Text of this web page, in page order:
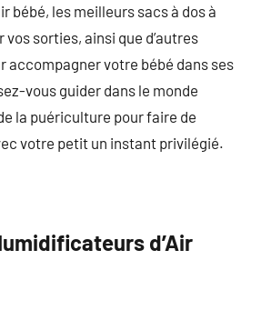
bébé, les meilleurs sacs à dos à
sorties, ainsi que d’autres
accompagner votre bébé dans ses
vous guider dans le monde
la puériculture pour faire de
votre petit un instant privilégié.
d’Air